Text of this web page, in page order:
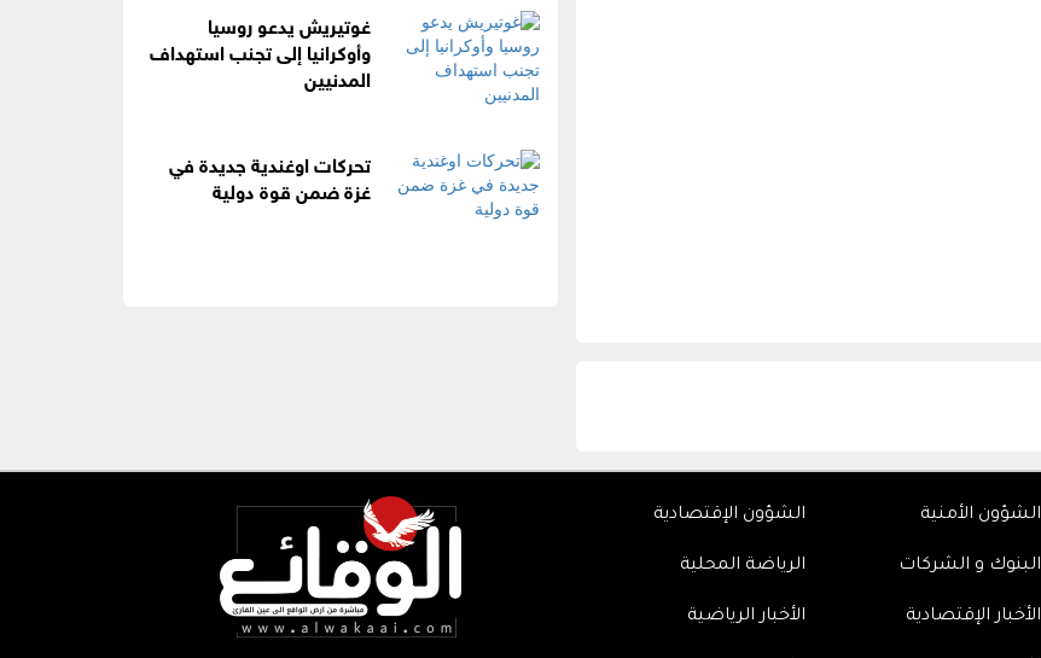
غوتيريش يدعو روسيا
وأوكرانيا إلى تجنب استهداف
المدنيين
تحركات اوغندية جديدة في
غزة ضمن قوة دولية
الشؤون الأمنية الشؤون الإقتصادية
البنوك و الشركات الرياضة المحلية
الأخبار الإقتصادية الأخبار الرياضية